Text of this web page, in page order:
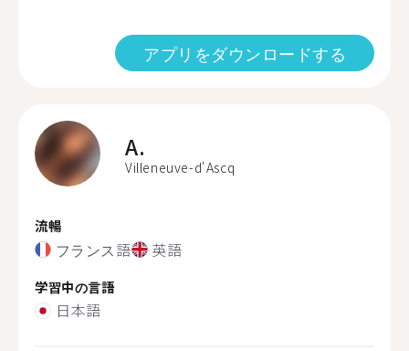
アプリをダウンロードする
A.
Villeneuve-d'Ascq
流暢
フランス語 英語
学習中の言語
日本語